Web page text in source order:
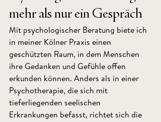
mehr als nur ein Gespräch
Mit psychologischer Beratung biete ich
in meiner Kölner Praxis einen
geschützten Raum, in dem Menschen
ihre Gedanken und Gefühle offen
erkunden können. Anders als in einer
Psychotherapie, die sich mit
tieferliegenden seelischen
Erkrankungen befasst, richtet sich die